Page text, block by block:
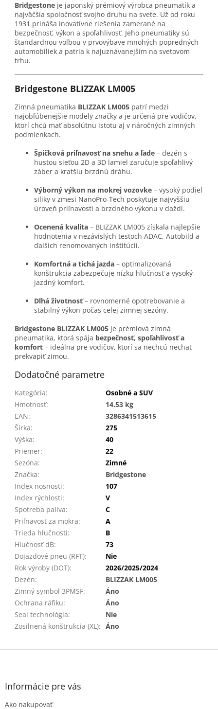
Bridgestone je japonský prémiový výrobca pneumatík a
najväčšia spoločnosť svojho druhu na svete. Už od roku
1931 prináša inovatívne riešenia zamerané na
bezpečnosť, výkon a spoľahlivosť. Jeho pneumatiky sú
štandardnou voľbou v prvovýbave mnohých popredných
automobiliek a patria k najuznávanejším na svetovom
trhu.
Bridgestone BLIZZAK LM005
Zimná pneumatika BLIZZAK LM005 patrí medzi
najobľúbenejšie modely značky a je určená pre vodičov,
ktorí chcú mať absolútnu istotu aj v náročných zimných
podmienkach.
Špičková priľnavosť na snehu a ľade – dezén s
hustou sieťou 2D a 3D lamiel zaručuje spoľahlivý
záber a kratšiu brzdnú dráhu.
Výborný výkon na mokrej vozovke – vysoký podiel
siliky v zmesi NanoPro-Tech poskytuje najvyššiu
úroveň priľnavosti a brzdného výkonu v daždi.
Ocenená kvalita – BLIZZAK LM005 získala najlepšie
hodnotenia v nezávislých testoch ADAC, Autobild a
ďalších renomovaných inštitúcií.
Komfortná a tichá jazda – optimalizovaná
konštrukcia zabezpečuje nízku hlučnosť a vysoký
jazdný komfort.
Dlhá životnosť– rovnomerné opotrebovanie a
stabilný výkon počas celej zimnej sezóny.
Bridgestone BLIZZAK LM005 je prémiová zimná
pneumatika, ktorá spája bezpečnosť, spoľahlivosť a
komfort – ideálna pre vodičov, ktorí sa nechcú nechať
prekvapiť zimou.
Dodatočné parametre
Kategória:
Osobné a SUV
Hmotnosť:
14.53 kg
EAN:
3286341513615
Šírka:
275
Výška:
40
Priemer:
22
Sezóna:
Zimné
Značka:
Bridgestone
Index nosnosti:
107
Index rýchlosti:
V
Spotreba paliva:
C
Priľnavosť za mokra:
A
Trieda hlučnosti:
B
Hlučnosť dB:
73
Dojazdové pneu (RFT):
Nie
Rok výroby (DOT):
2026/2025/2024
Dezén:
BLIZZAK LM005
Zimný symbol 3PMSF:
Áno
Ochrana ráfiku:
Áno
Seal technológia:
Nie
Zosilnená konštrukcia (XL): Áno
Z
Informácie pre vás
Ako nakupovať